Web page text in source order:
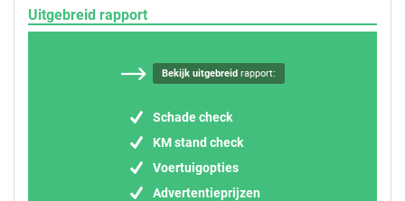
Uitgebreid rapport
Bekijk uitgebreidrapport:
Schade check
KM stand check
Voertuigopties
Advertentieprijzen